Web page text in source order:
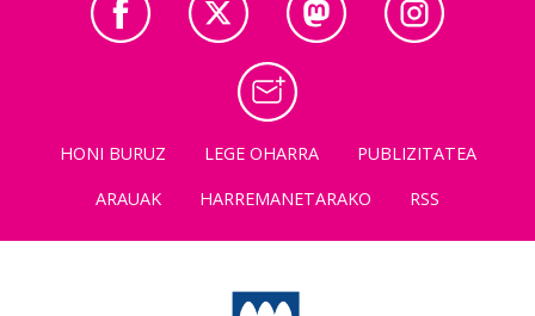
HONI BURUZ LEGE OHARRA
PUBLIZITATEA
ARAUAK
HARREMANETARAKO RSS